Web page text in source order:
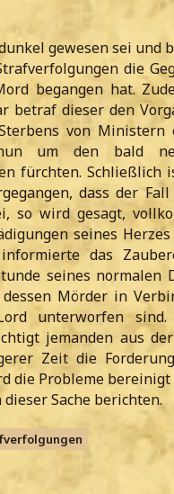
gewesen sei und
die
begangen hat.
betraf dieser den
von Ministern
um den bald
fürchten. Schließlich
dass der
so wird gesagt,
seines Herzes
das
seines normalen
Mörder in
unterworfen
jemanden aus
Zeit die
die Probleme bereinigt
Sache berichten.